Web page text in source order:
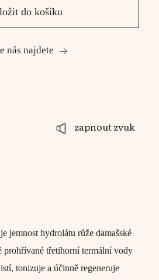
do košíku
nás najdete
zapnout zvuk
jemnost hydrolátu růže damašské
prohřívané třetihorní termální vody
tonizuje a účinně regeneruje